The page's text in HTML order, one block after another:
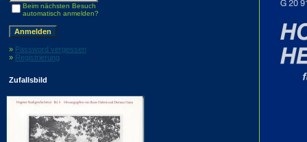
Beim nächsten Besuch
automatisch anmelden?
» Password vergessen
» Registrierung
Zufallsbild